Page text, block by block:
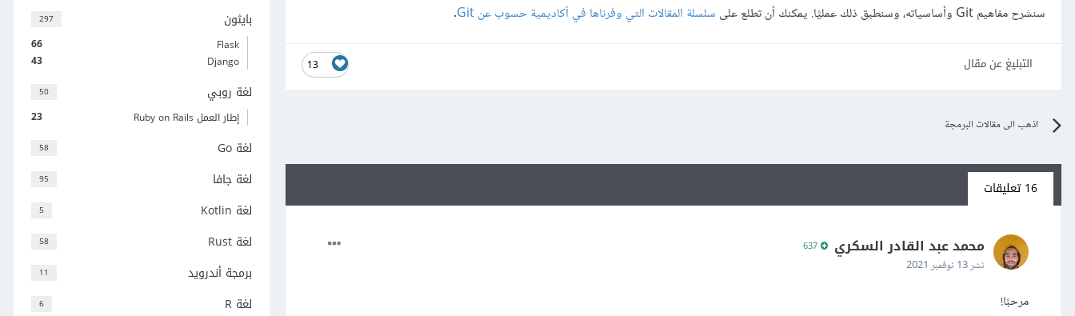
سنشرح مفاهيم Git وأساسياته، وسنطبق ذلك عمليًا. يمكنك أن تطلع على
سلسلة المقالات التي وفرناها في أكاديمية حسوب عن Git .
13 التبليغ عن مقال
اذهب الى مقالات البرمجة
16 تعليقات
محمد عبد القادر السكري
نشر13 نوفمبر 2021
مرحبًا!
297 بايثون
66
Flask
43
Django
50 لغة روبي
23 إطار العمل Ruby on Rails
58 لغة Go
95 لغة جافا
5 لغة Kotlin
58 لغة Rust
11 برمجة أندرويد
6 لغة R